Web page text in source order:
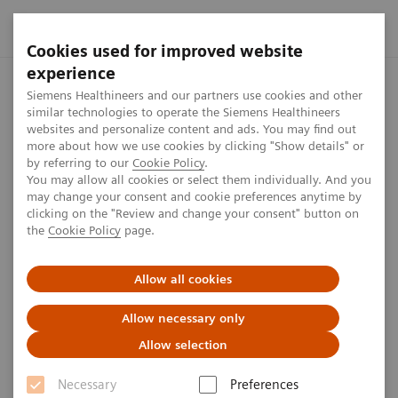
Cookies used for improved website
experience
Siemens Healthineers and our partners use cookies and other
similar technologies to operate the Siemens Healthineers
websites and personalize content and ads. You may find out
more about how we use cookies by clicking "Show details" or
by referring to our Cookie Policy.
You may allow all cookies or select them individually. And you
may change your consent and cookie preferences anytime by
clicking on the "Review and change your consent" button on
the Cookie Policy page.
Allow all cookies
Allow necessary only
Allow selection
Necessary
Preferences
Startseite Presse Center Presseinformationen Siemens
Press release
Siemens Healthineers zeigt sich
widerstandsfähig in der COVID-
19-Pandemie
Veröffentlicht am 2. August 2020